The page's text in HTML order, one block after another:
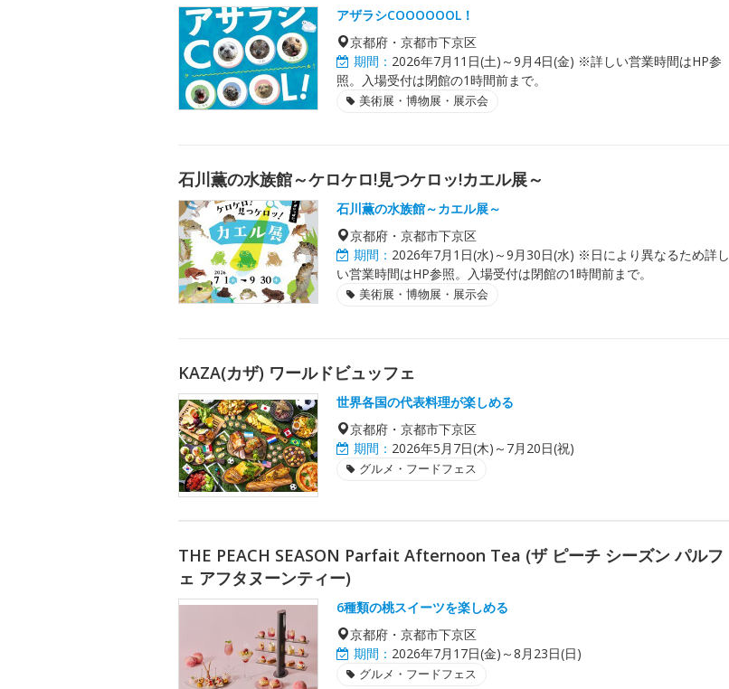
アザラシCOOOOOOL！
京都府・京都市下京区
期間： 2026年7月11日(土)～9月4日(金) ※詳しい営業時間はHP参
照。入場受付は閉館の1時間前まで。
美術展・博物展・展示会
石川薫の水族館～ケロケロ!見つケロッ!カエル展～
石川薫の水族館～カエル展～
京都府・京都市下京区
期間： 2026年7月1日(水)～9月30日(水) ※日により異なるため詳し
い営業時間はHP参照。入場受付は閉館の1時間前まで。
美術展・博物展・展示会
KAZA(カザ) ワールドビュッフェ
世界各国の代表料理が楽しめる
京都府・京都市下京区
期間： 2026年5月7日(木)～7月20日(祝)
グルメ・フードフェス
THE PEACH SEASON Parfait Afternoon Tea (ザ ピーチ シーズン パルフ
ェ アフタヌーンティー)
6種類の桃スイーツを楽しめる
京都府・京都市下京区
期間： 2026年7月17日(金)～8月23日(日)
グルメ・フードフェス